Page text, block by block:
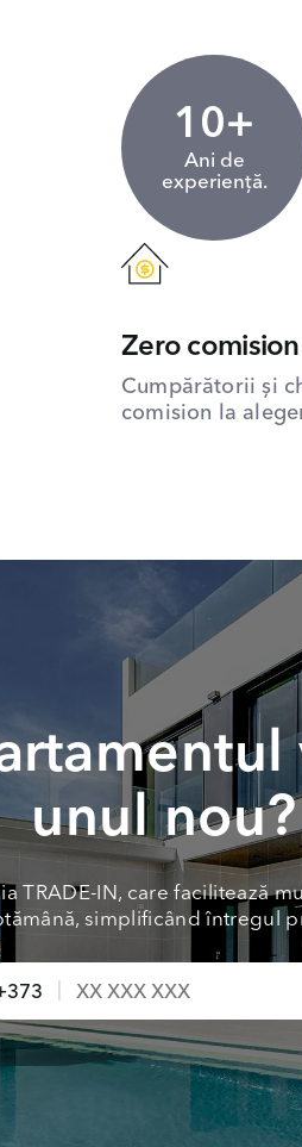
10+
Ani de
experiență.
Zero comision
Cumpărătorii și
comision la
unul nou?
TRADE-IN, care facilitează
simplificând întregul